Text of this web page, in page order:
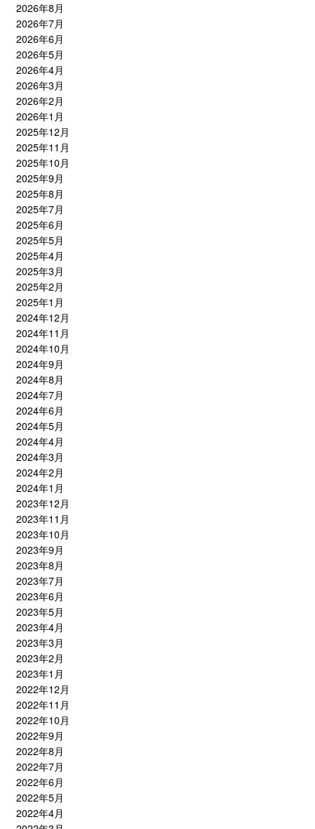
2026年8月
2026年7月
2026年6月
2026年5月
2026年4月
2026年3月
2026年2月
2026年1月
2025年12月
2025年11月
2025年10月
2025年9月
2025年8月
2025年7月
2025年6月
2025年5月
2025年4月
2025年3月
2025年2月
2025年1月
2024年12月
2024年11月
2024年10月
2024年9月
2024年8月
2024年7月
2024年6月
2024年5月
2024年4月
2024年3月
2024年2月
2024年1月
2023年12月
2023年11月
2023年10月
2023年9月
2023年8月
2023年7月
2023年6月
2023年5月
2023年4月
2023年3月
2023年2月
2023年1月
2022年12月
2022年11月
2022年10月
2022年9月
2022年8月
2022年7月
2022年6月
2022年5月
2022年4月